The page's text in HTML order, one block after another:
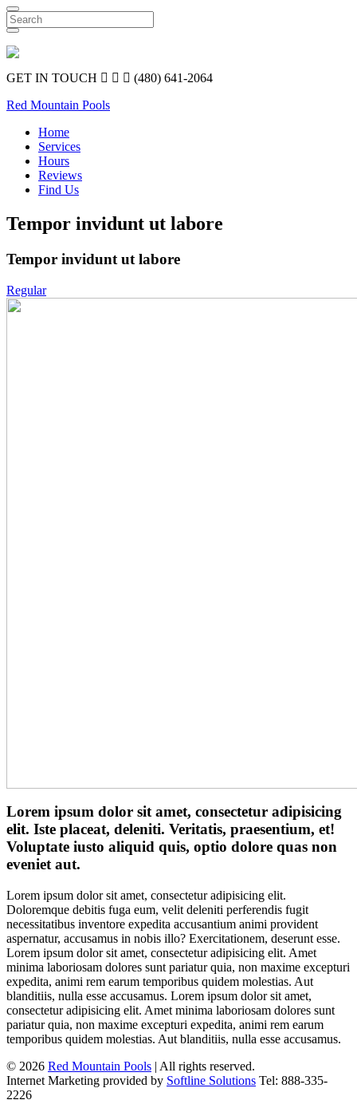
Search
GET IN TOUCH
(480) 641-2064
Red Mountain Pools
Home
Services
Hours
Reviews
Find Us
Tempor invidunt ut labore
Tempor invidunt ut labore
Regular
Lorem ipsum dolor sit amet, consectetur adipisicing
elit. Iste placeat, deleniti. Veritatis, praesentium, et!
Voluptate iusto aliquid quis, optio dolore quas non
eveniet aut.
Lorem ipsum dolor sit amet, consectetur adipisicing elit.
Doloremque debitis fuga eum, velit deleniti perferendis fugit
necessitatibus inventore expedita accusantium animi provident
aspernatur, accusamus in nobis illo? Exercitationem, deserunt esse.
Lorem ipsum dolor sit amet, consectetur adipisicing elit. Amet
minima laboriosam dolores sunt pariatur quia, non maxime excepturi
expedita, animi rem earum temporibus quidem molestias. Aut
blanditiis, nulla esse accusamus. Lorem ipsum dolor sit amet,
consectetur adipisicing elit. Amet minima laboriosam dolores sunt
pariatur quia, non maxime excepturi expedita, animi rem earum
temporibus quidem molestias. Aut blanditiis, nulla esse accusamus.
© 2026 Red Mountain Pools | All rights reserved.
Internet Marketing provided by Softline Solutions Tel: 888-335-
2226